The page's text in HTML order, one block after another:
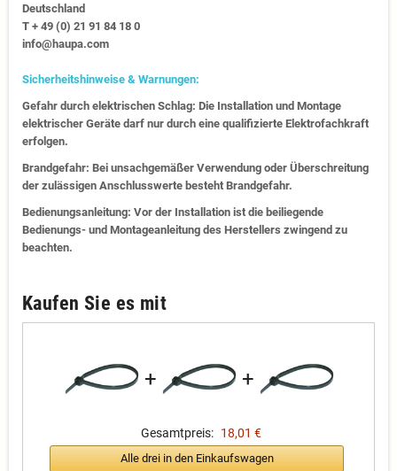
Deutschland
T + 49 (0) 21 91 84 18 0
info@haupa.com
Sicherheitshinweise & Warnungen:
Gefahr durch elektrischen Schlag: Die Installation und Montage
elektrischer Geräte darf nur durch eine qualifizierte Elektrofachkraft
erfolgen.
Brandgefahr: Bei unsachgemäßer Verwendung oder Überschreitung
der zulässigen Anschlusswerte besteht Brandgefahr.
Bedienungsanleitung: Vor der Installation ist die beiliegende
Bedienungs- und Montageanleitung des Herstellers zwingend zu
beachten.
Kaufen Sie es mit
+ +
Gesamtpreis: 18,01 €
Alle drei in den Einkaufswagen